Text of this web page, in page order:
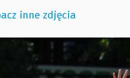
inne zdjęcia